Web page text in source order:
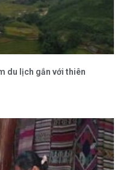
du lịch gắn với thiên